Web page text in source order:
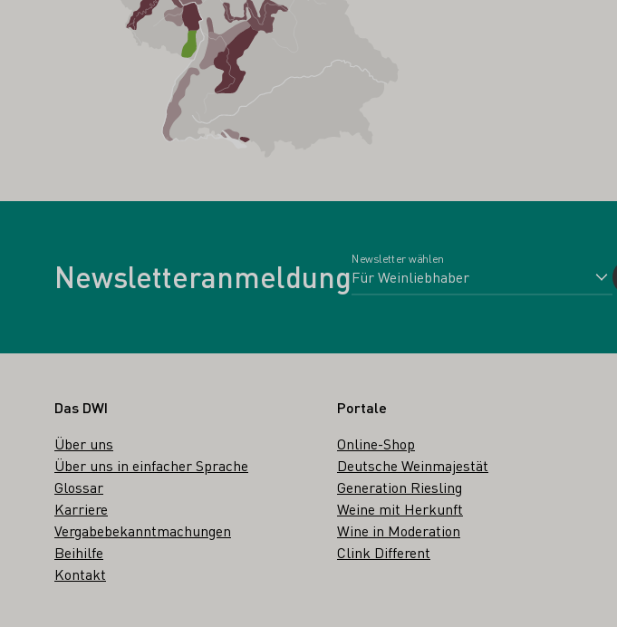
Newsletteranmeldung
Newsletter wählen
Fußbereich
Das DWI
Über uns
Über uns in einfacher Sprache
Glossar
Karriere
Vergabebekanntmachungen
Beihilfe
Kontakt
Portale
Online-Shop
Deutsche Weinmajestät
Generation Riesling
Weine mit Herkunft
Wine in Moderation
Clink Different